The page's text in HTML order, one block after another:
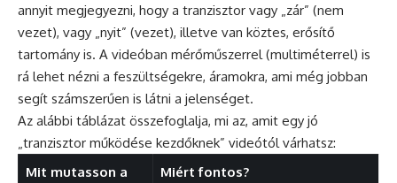
annyit megjegyezni, hogy a tranzisztor vagy „zár” (nem
vezet), vagy „nyit” (vezet), illetve van köztes, erősítő
tartomány is. A videóban mérőműszerrel (multiméterrel) is
rá lehet nézni a feszültségekre, áramokra, ami még jobban
segít számszerűen is látni a jelenséget.
Az alábbi táblázat összefoglalja, mi az, amit egy jó
„tranzisztor működése kezdőknek” videótól várhatsz:
Mit mutasson a
Miért fontos?